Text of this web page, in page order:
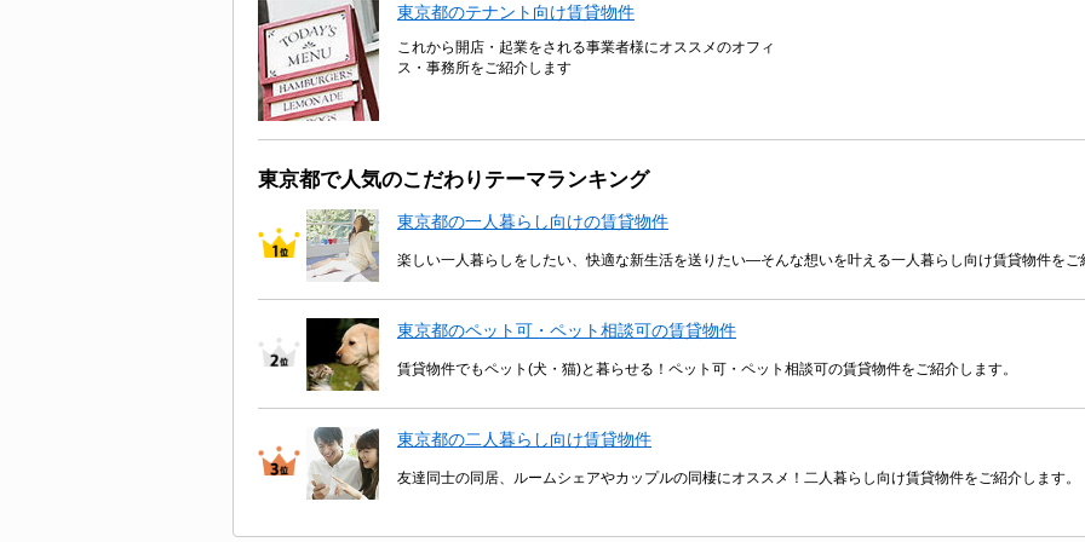
東京都のテナント向け賃貸物件
これから開店・起業をされる事業者様にオススメのオフィ
ス・事務所をご紹介します
東京都で人気のこだわりテーマランキング
東京都の一人暮らし向けの賃貸物件
楽しい一人暮らしをしたい、快適な新生活を送りたい―そんな想いを叶える一人暮らし向け賃貸物件をご
東京都のペット可・ペット相談可の賃貸物件
賃貸物件でもペット(犬・猫)と暮らせる！ペット可・ペット相談可の賃貸物件をご紹介します。
東京都の二人暮らし向け賃貸物件
友達同士の同居、ルームシェアやカップルの同棲にオススメ！二人暮らし向け賃貸物件をご紹介します。